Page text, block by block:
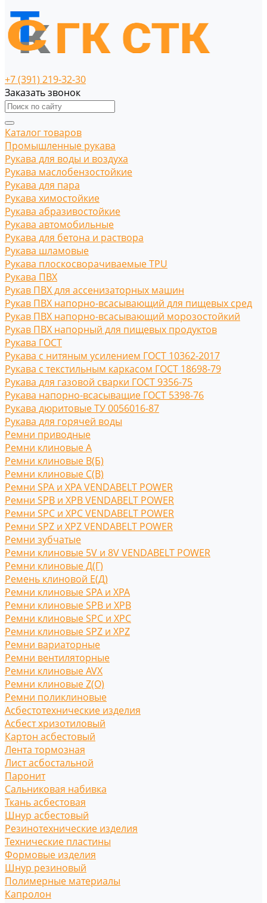
+7 (391) 219-32-30
Заказать звонок
Каталог товаров
Промышленные рукава
Рукава для воды и воздуха
Рукава маслобензостойкие
Рукава для пара
Рукава химостойкие
Рукава абразивостойкие
Рукава автомобильные
Рукава для бетона и раствора
Рукава шламовые
Рукава плоскосворачиваемые TPU
Рукава ПВХ
Рукав ПВХ для ассенизаторных машин
Рукав ПВХ напорно-всасывающий для пищевых сред
Рукав ПВХ напорно-всасывающий морозостойкий
Рукав ПВХ напорный для пищевых продуктов
Рукава ГОСТ
Рукава с нитяным усилением ГОСТ 10362-2017
Рукава с текстильным каркасом ГОСТ 18698-79
Рукава для газовой сварки ГОСТ 9356-75
Рукава напорно-всасыващие ГОСТ 5398-76
Рукава дюритовые ТУ 0056016-87
Рукава для горячей воды
Ремни приводные
Ремни клиновые A
Ремни клиновые В(Б)
Ремни клиновые С(B)
Ремни SPA и XPA VENDABELT POWER
Ремни SPB и XPB VENDABELT POWER
Ремни SPC и XPC VENDABELT POWER
Ремни SPZ и XPZ VENDABELT POWER
Ремни зубчатые
Ремни клиновые 5V и 8V VENDABELT POWER
Ремни клиновые Д(Г)
Ремень клиновой Е(Д)
Ремни клиновые SPA и XPA
Ремни клиновые SPB и XPB
Ремни клиновые SPC и XPC
Ремни клиновые SPZ и XPZ
Ремни вариаторные
Ремни вентиляторные
Ремни клиновые AVX
Ремни клиновые Z(O)
Ремни поликлиновые
Асбестотехнические изделия
Асбест хризотиловый
Картон асбестовый
Лента тормозная
Лист асбостальной
Паронит
Сальниковая набивка
Ткань асбестовая
Шнур асбестовый
Резинотехнические изделия
Технические пластины
Формовые изделия
Шнур резиновый
Полимерные материалы
Капролон